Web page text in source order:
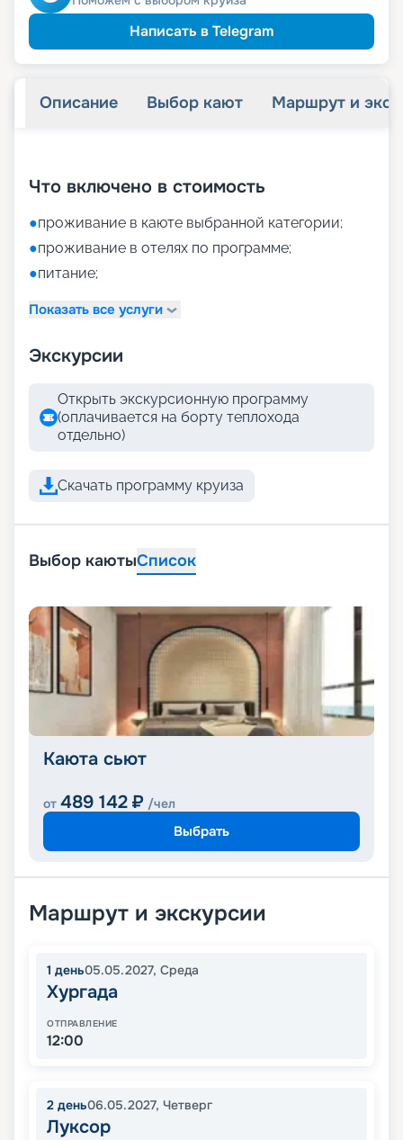
Написать в Telegram
Описание Выбор кают Маршрут и
Что включено в стоимость
●проживание в каюте выбранной категории;
●проживание в отелях по программе;
●питание;
Показать все услуги
Экскурсии
Открыть экскурсионную программу
(оплачивается на борту теплохода
отдельно)
Скачать программу круиза
Выбор каютыСписок
Каюта сьют
от 489 142 ₽ /чел
Выбрать
Маршрут и экскурсии
1 день05.05.2027, Среда
Хургада
ОТПРАВЛЕНИЕ
12:00
2 день06.05.2027, Четверг
Луксор